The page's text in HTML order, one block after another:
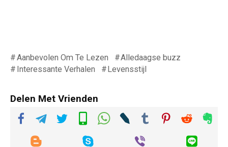
Aanbevolen Om Te Lezen
Alledaagse buzz
Interessante Verhalen
Levensstijl
Delen Met Vrienden